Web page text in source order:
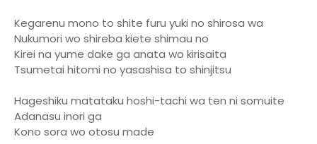
Kegarenu mono to shite furu yuki no shirosa wa
Nukumori wo shireba kiete shimau no
Kirei na yume dake ga anata wo kirisaita
Tsumetai hitomi no yasashisa to shinjitsu
Hageshiku matataku hoshi-tachi wa ten ni somuite
Adanasu inori ga
Kono sora wo otosu made